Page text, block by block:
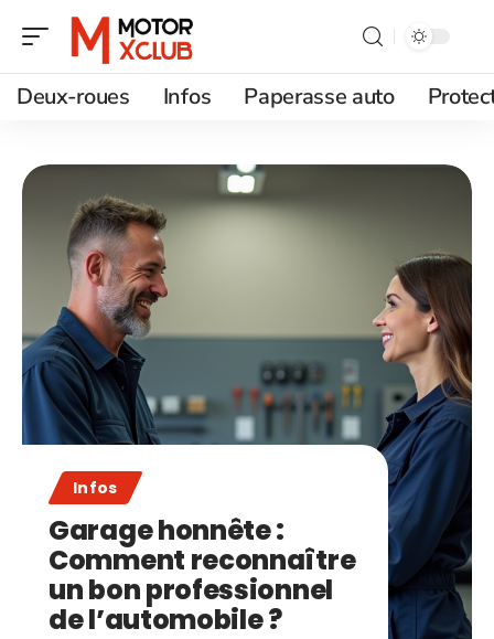
Deux-roues Infos Paperasse auto
Infos
Garage honnête :
Comment reconnaître
un bon professionnel
de l’automobile ?